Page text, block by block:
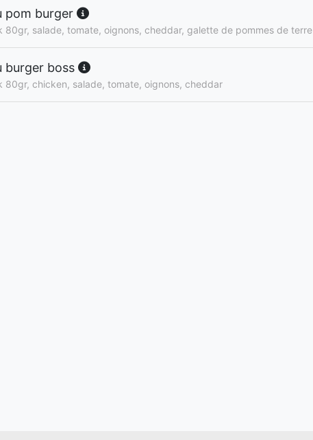
pom burger
80gr, salade, tomate, oignons, cheddar, galette de pommes de terre
burger boss
80gr, chicken, salade, tomate, oignons, cheddar